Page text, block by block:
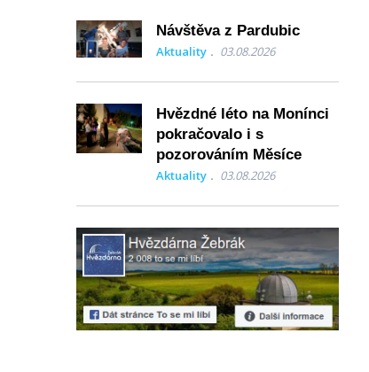
Návštěva z Pardubic
Aktuality 03.08.2026
Hvězdné léto na Monínci
pokračovalo i s
pozorováním Měsíce
Aktuality 03.08.2026